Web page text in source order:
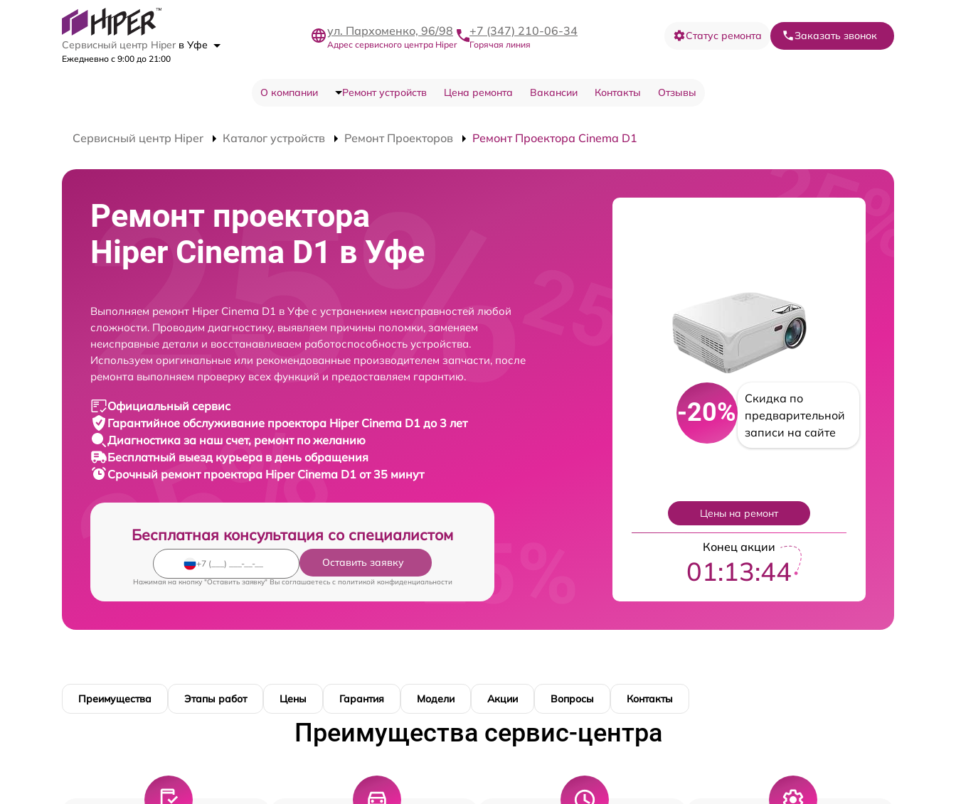
Сервисный центр Hiper в Уфе
Ежедневно с 9:00 до 21:00
ул. Пархоменко, 96/98
Адрес сервисного центра Hiper
+7 (347) 210-06-34
Горячая линия
Статус ремонта Заказать звонок
О компании Ремонт устройств Цена ремонта Вакансии Контакты Отзывы
Сервисный центр Hiper Каталог устройств Ремонт Проекторов Ремонт Проектора Cinema D1
Ремонт проектора
Hiper Cinema D1 в Уфе
Выполняем ремонт Hiper Cinema D1 в Уфе с устранением неисправностей любой
сложности. Проводим диагностику, выявляем причины поломки, заменяем
неисправные детали и восстанавливаем работоспособность устройства.
Используем оригинальные или рекомендованные производителем запчасти, после
ремонта выполняем проверку всех функций и предоставляем гарантию.
Официальный сервис
Гарантийное обслуживание проектора Hiper Cinema D1 до 3 лет
Диагностика за наш счет, ремонт по желанию
Бесплатный выезд курьера в день обращения
Срочный ремонт проектора Hiper Cinema D1 от 35 минут
Бесплатная консультация со специалистом
Оставить заявку
Нажимая на кнопку "Оставить заявку" Вы соглашаетесь c политикой конфиденциальности
-20%
Скидка по
предварительной
записи на сайте
Цены на ремонт
Конец акции
01:13:43
Преимущества Этапы работ Цены Гарантия Модели Акции Вопросы Контакты
Преимущества сервис-центра